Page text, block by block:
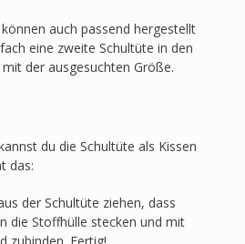
auch passend hergestellt
eine zweite Schultüte in den
der ausgesuchten Größe.
du die Schultüte als Kissen
das:
der Schultüte ziehen, dass
die Stoffhülle stecken und mit
zubinden. Fertig!